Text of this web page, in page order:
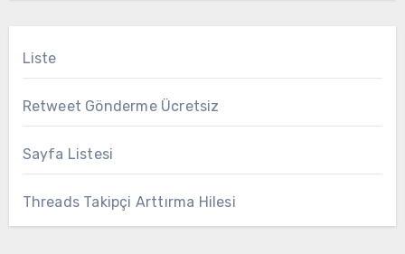
Liste
Retweet Gönderme Ücretsiz
Sayfa Listesi
Threads Takipçi Arttırma Hilesi